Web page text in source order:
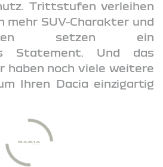
Trittstufen verleihen
mehr SUV-Charakter und
setzen ein
Statement. Und das
haben noch viele weitere
Ihren Dacia einzigartig